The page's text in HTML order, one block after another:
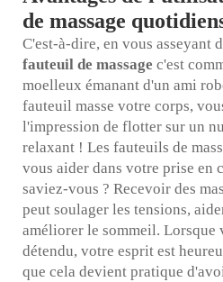
de massage
C'est-à-dire, en vous asseyant
fauteuil de massage c'est
moelleux émanant d'un ami
fauteuil masse votre corps,
l'impression de flotter sur un
relaxant ! Les fauteuils de
vous aider dans votre prise en
saviez-vous ? Recevoir des
peut soulager les tensions,
améliorer le sommeil. Lorsque
détendu, votre esprit est
que cela devient pratique